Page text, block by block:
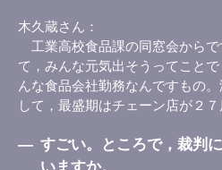
木久蔵さん
工業高校食品課の同窓会からで
て，みんな元気出そうってこと
んな食品会社勤務なんですもの
して，最盛期はチェーン店が２７
― すごい。ところで，裁判